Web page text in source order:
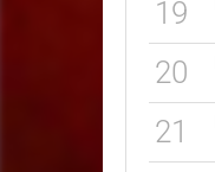
19
20
21